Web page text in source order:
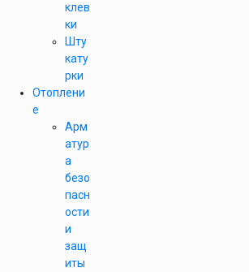
клев
ки
Шту
кату
рки
Отоплени
е
Арм
атур
а
безо
пасн
ости
и
защ
иты